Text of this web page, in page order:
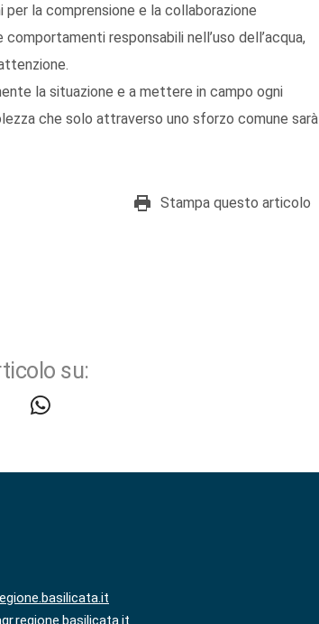
per la comprensione e la collaborazione
comportamenti responsabili nell’uso dell’acqua,
la situazione e a mettere in campo ogni
che solo attraverso uno sforzo comune sarà
Stampa questo articolo
su: